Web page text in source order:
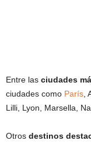
Entre las ciudades
ciudades como París
Lilli, Lyon, Marsella,
Otros destinos